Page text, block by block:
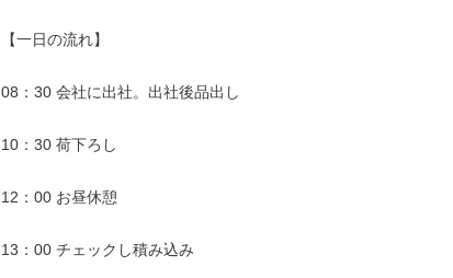
【一日の流れ】
08：30 会社に出社。出社後品出し
10：30 荷下ろし
12：00 お昼休憩
13：00 チェックし積み込み